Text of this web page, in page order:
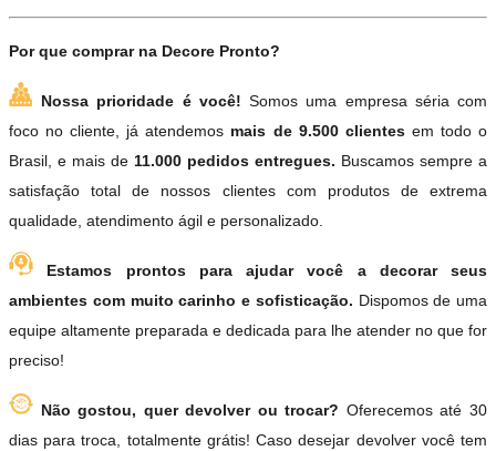
Por que comprar na Decore Pronto?
Nossa prioridade é você!Somos uma empresa séria com
foco no cliente, já atendemos mais de 9.500 clientesem todo o
Brasil, e mais de 11.000 pedidos entregues. Buscamos sempre a
satisfação total de nossos clientes com produtos de extrema
qualidade, atendimento ágil e personalizado.
Estamos prontos para ajudar você a decorar seus
ambientes com muito carinho e sofisticação. Dispomos de uma
equipe altamente preparada e dedicada para lhe atender no que for
preciso!
Não gostou, quer devolver ou trocar? Oferecemos até 30
dias para troca, totalmente grátis! Caso desejar devolver você tem